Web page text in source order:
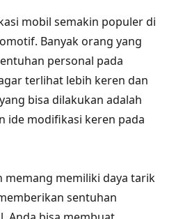
mobil semakin populer di
Banyak orang yang
personal pada
terlihat lebih keren dan
bisa dilakukan adalah
ide modifikasi keren pada
memang memiliki daya tarik
sentuhan